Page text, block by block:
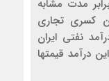
مدت مشابه
کسری تجاری
نفتی ایران
درآمد قیمت‏ها